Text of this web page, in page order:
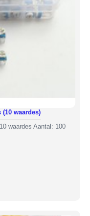
waardes)
waardes Aantal: 100